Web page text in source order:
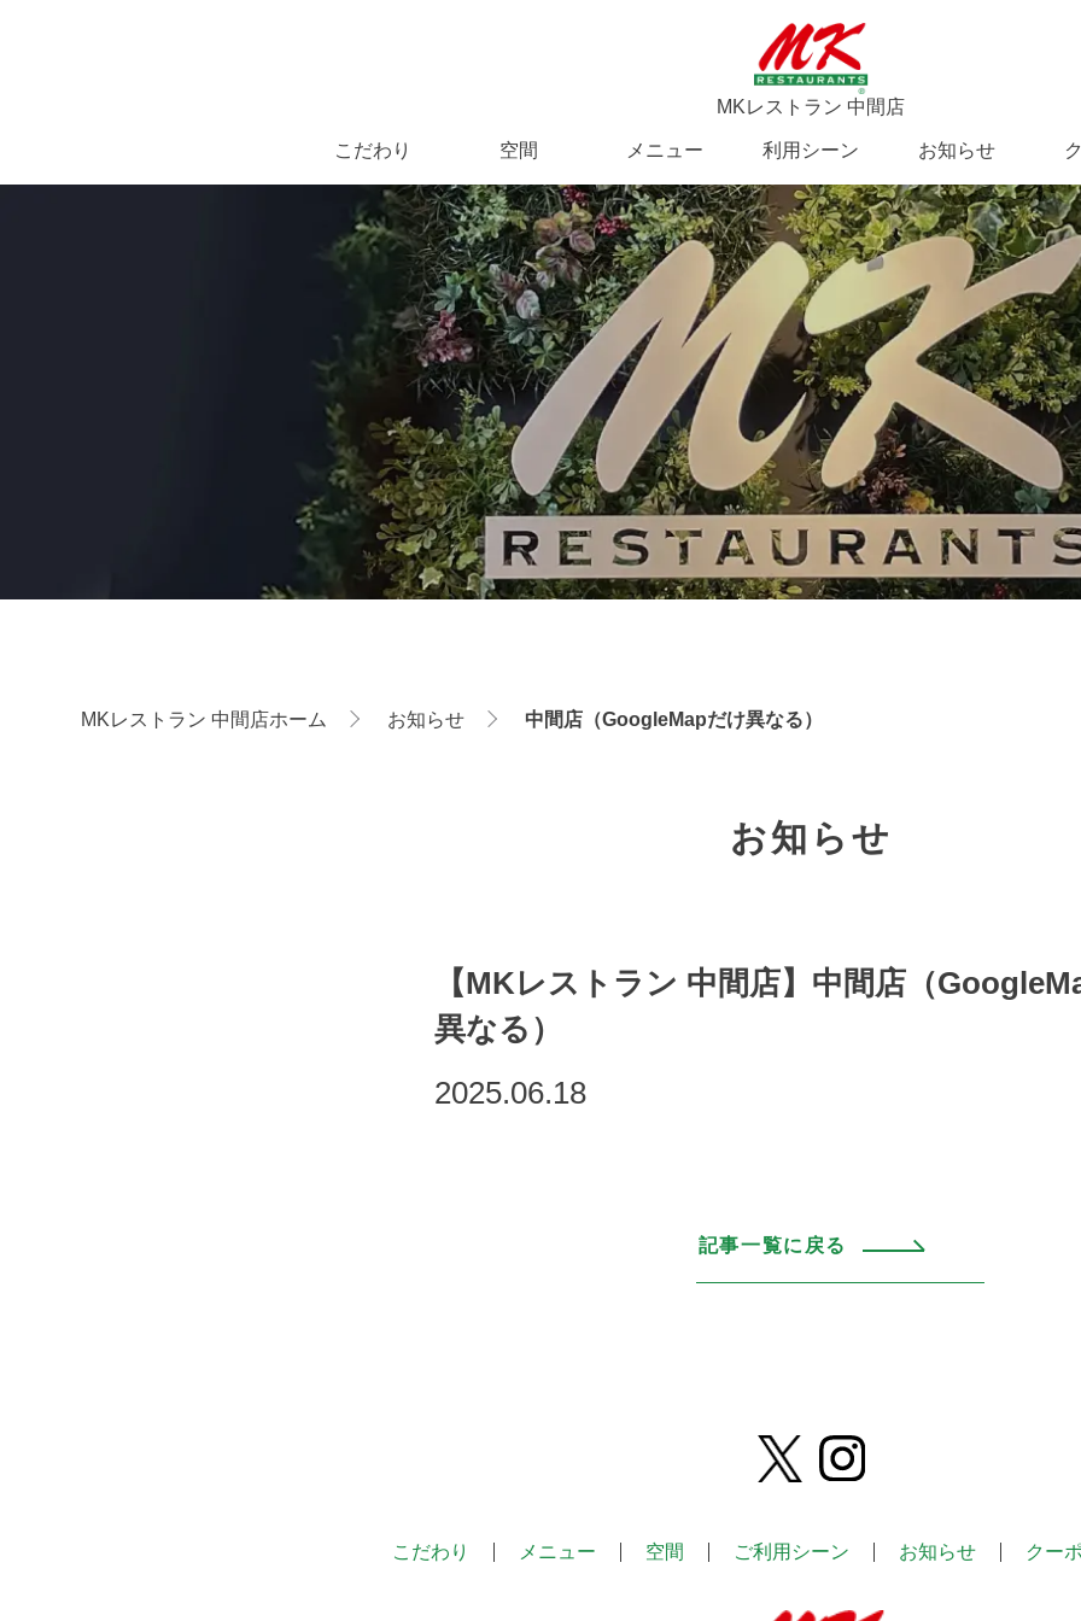
MKレストラン 中間店
こだわり 空間 メニュー 利用シーン お知らせ
MKレストラン 中間店ホーム お知らせ 中間店（GoogleMapだけ異なる）
お知らせ
【MKレストラン 中間店】中間店（
異なる）
2025.06.18
記事一覧に戻る
こだわり メニュー 空間 ご利用シーン お知らせ クー